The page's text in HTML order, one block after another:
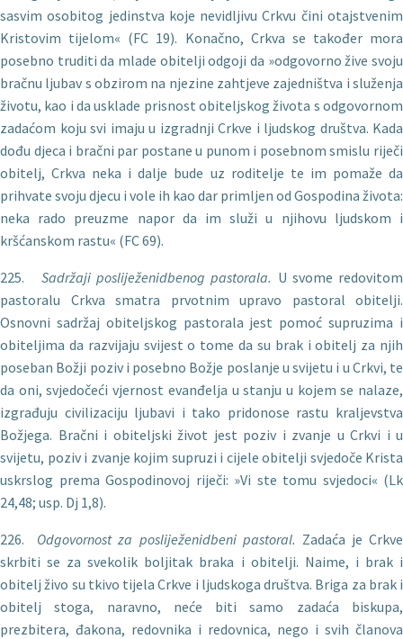
sasvim osobitog jedinstva koje nevidljivu Crkvu čini otajstvenim
Kristovim tijelom« (FC 19). Konačno, Crkva se također mora
posebno truditi da mlade obitelji odgoji da »odgovorno žive svoju
bračnu ljubav s obzirom na njezine zahtjeve zajedništva i služenja
životu, kao i da usklade prisnost obiteljskog života s odgovornom
zadaćom koju svi imaju u izgradnji Crkve i ljudskog društva. Kada
dođu djeca i bračni par postane u punom i posebnom smislu riječi
obitelj, Crkva neka i dalje bude uz roditelje te im pomaže da
prihvate svoju djecu i vole ih kao dar primljen od Gospodina života:
neka rado preuzme napor da im služi u njihovu ljudskom i
kršćanskom rastu« (FC 69).
225. Sadržaji posliježenidbenog pastorala. U svome redovi­tom
pastoralu Crkva smatra prvotnim upravo pastoral obitelji.
Osnovni sadržaj obiteljskog pastorala jest pomoć supruzima i
obiteljima da razvijaju svijest o tome da su brak i obitelj za njih
poseban Božji poziv i posebno Božje poslanje u svijetu i u Crkvi, te
da oni, svjedočeći vjernost evanđelja u stanju u kojem se nalaze,
izgrađuju civilizaciju ljubavi i tako pridonose rastu kraljevstva
Božjega. Bračni i obiteljski život jest poziv i zvanje u Crkvi i u
svijetu, poziv i zvanje kojim supruzi i cijele obitelji svjedoče Krista
uskrslog prema Gospodinovoj riječi: »Vi ste tomu svjedoci« (Lk
24,48; usp. Dj 1,8).
226. Odgovornost za posliježenidbeni pastoral. Zadaća je Crkve
skrbiti se za svekolik boljitak braka i obitelji. Naime, i brak i
obitelj živo su tkivo tijela Crkve i ljudskoga društva. Briga za brak i
obitelj stoga, naravno, neće biti samo zadaća biskupa,
prezbitera, đakona, redovnika i redovnica, nego i svih članova